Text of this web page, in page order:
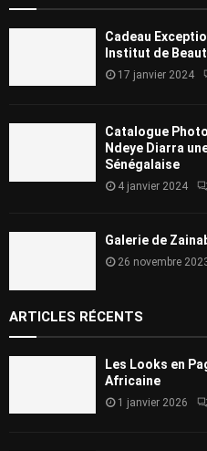
Cadeau
Institut de
17 janvier 2024
Catalogue
Ndeye Diarra
Sénégalaise
4 janvier 2024
Galerie de
26 novembre
ARTICLES RÉCENTS
Les Looks en
Africaine
1 janvier 2026